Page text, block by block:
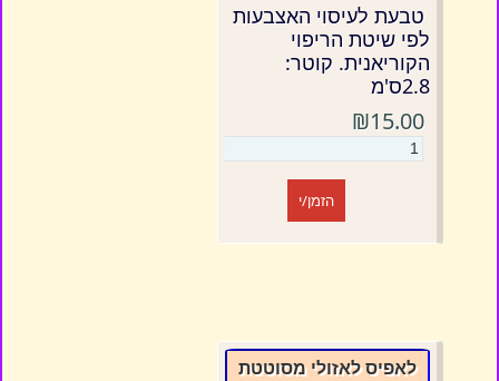
טבעת לעיסוי האצבעות
לפי שיטת הריפוי
הקוריאנית. קוטר:
2.8ס'מ
₪15.00
הזמן/י
לאפיס לאזולי מסוטטת